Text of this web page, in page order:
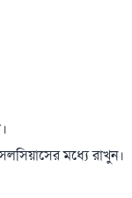
মধ্যে রাখুন।